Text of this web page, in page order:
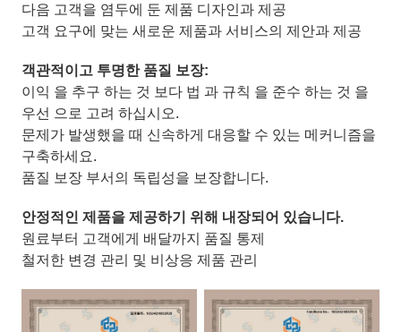
다음 고객을 염두에 둔 제품 디자인과 제공
고객 요구에 맞는 새로운 제품과 서비스의 제안과 제공
객관적이고 투명한 품질 보장:
이익 을 추구 하는 것 보다 법 과 규칙 을 준수 하는 것 을
우선 으로 고려 하십시오.
문제가 발생했을 때 신속하게 대응할 수 있는 메커니즘을
구축하세요.
품질 보장 부서의 독립성을 보장합니다.
안정적인 제품을 제공하기 위해 내장되어 있습니다.
원료부터 고객에게 배달까지 품질 통제
철저한 변경 관리 및 비상응 제품 관리